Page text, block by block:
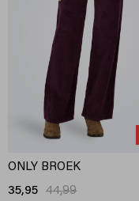
ONLY BROEK
35,95 44,99